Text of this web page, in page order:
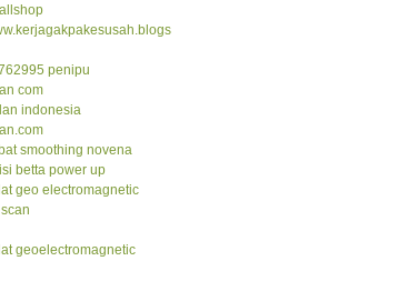
penipu
com
indonesia
smoothing novena
betta power up
geo electromagnetic
geoelectromagnetic